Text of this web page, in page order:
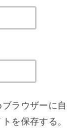
ラウザーに自
を保存する。